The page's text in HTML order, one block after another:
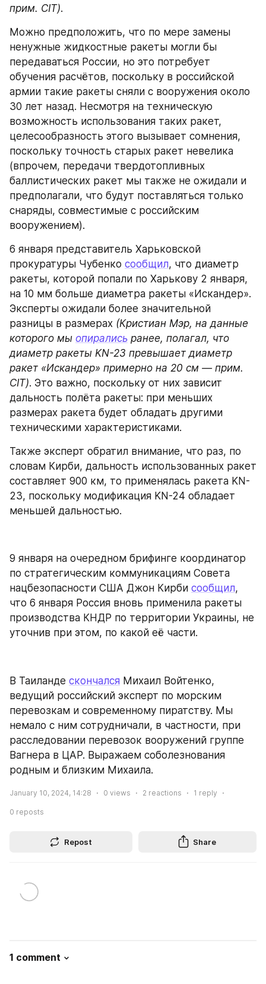
прим. CIT).
Можно предположить, что по мере замены
ненужные жидкостные ракеты могли бы
передаваться России, но это потребует
обучения расчётов, поскольку в российской
армии такие ракеты сняли с вооружения около
30 лет назад. Несмотря на техническую
возможность использования таких ракет,
целесообразность этого вызывает сомнения,
поскольку точность старых ракет невелика
(впрочем, передачи твердотопливных
баллистических ракет мы также не ожидали и
предполагали, что будут поставляться только
снаряды, совместимые с российским
вооружением).
6 января представитель Харьковской
прокуратуры Чубенко сообщил, что диаметр
ракеты, которой попали по Харькову 2 января,
на 10 мм больше диаметра ракеты «Искандер».
Эксперты ожидали более значительной
разницы в размерах (Кристиан Мэр, на данные
которого мы опирались ранее, полагал, что
диаметр ракеты KN-23 превышает диаметр
ракет «Искандер» примерно на 20 см — прим.
CIT). Это важно, поскольку от них зависит
дальность полёта ракеты: при меньших
размерах ракета будет обладать другими
техническими характеристиками.
Также эксперт обратил внимание, что раз, по
словам Кирби, дальность использованных ракет
составляет 900 км, то применялась ракета KN-
23, поскольку модификация KN-24 обладает
меньшей дальностью.
9 января на очередном брифинге координатор
по стратегическим коммуникациям Совета
нацбезопасности США Джон Кирби сообщил,
что 6 января Россия вновь применила ракеты
производства КНДР по территории Украины, не
уточнив при этом, по какой её части.
В Таиланде скончался Михаил Войтенко,
ведущий российский эксперт по морским
перевозкам и современному пиратству. Мы
немало с ним сотрудничали, в частности, при
расследовании перевозок вооружений группе
Вагнера в ЦАР. Выражаем соболезнования
родным и близким Михаила.
January 10, 2024, 14:28 0 views 2 reactions 1 reply
0 reposts
Repost Share
1 comment